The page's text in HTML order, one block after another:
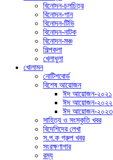
বিনোদন-চলচিত্র
বিনোদন-গান
বিনোদন-টিভি
বিনোদন-নাটক
বিনোদন-মঞ্চ
শিল্পকলা
খেলাধুলা
খোলামন
নোটিশবোর্ড
বিশেষ আয়োজন
ঈদ আয়োজন-২০২১
ঈদ আয়োজন-২০২২
ঈদ আয়োজন-২০২৩
সাহিত্য ও সংস্কৃতি খবর
বিদেশিদের লেখা
স.প.ক গ্রুপ খবর
সংরক্ষণাগার
রম্য